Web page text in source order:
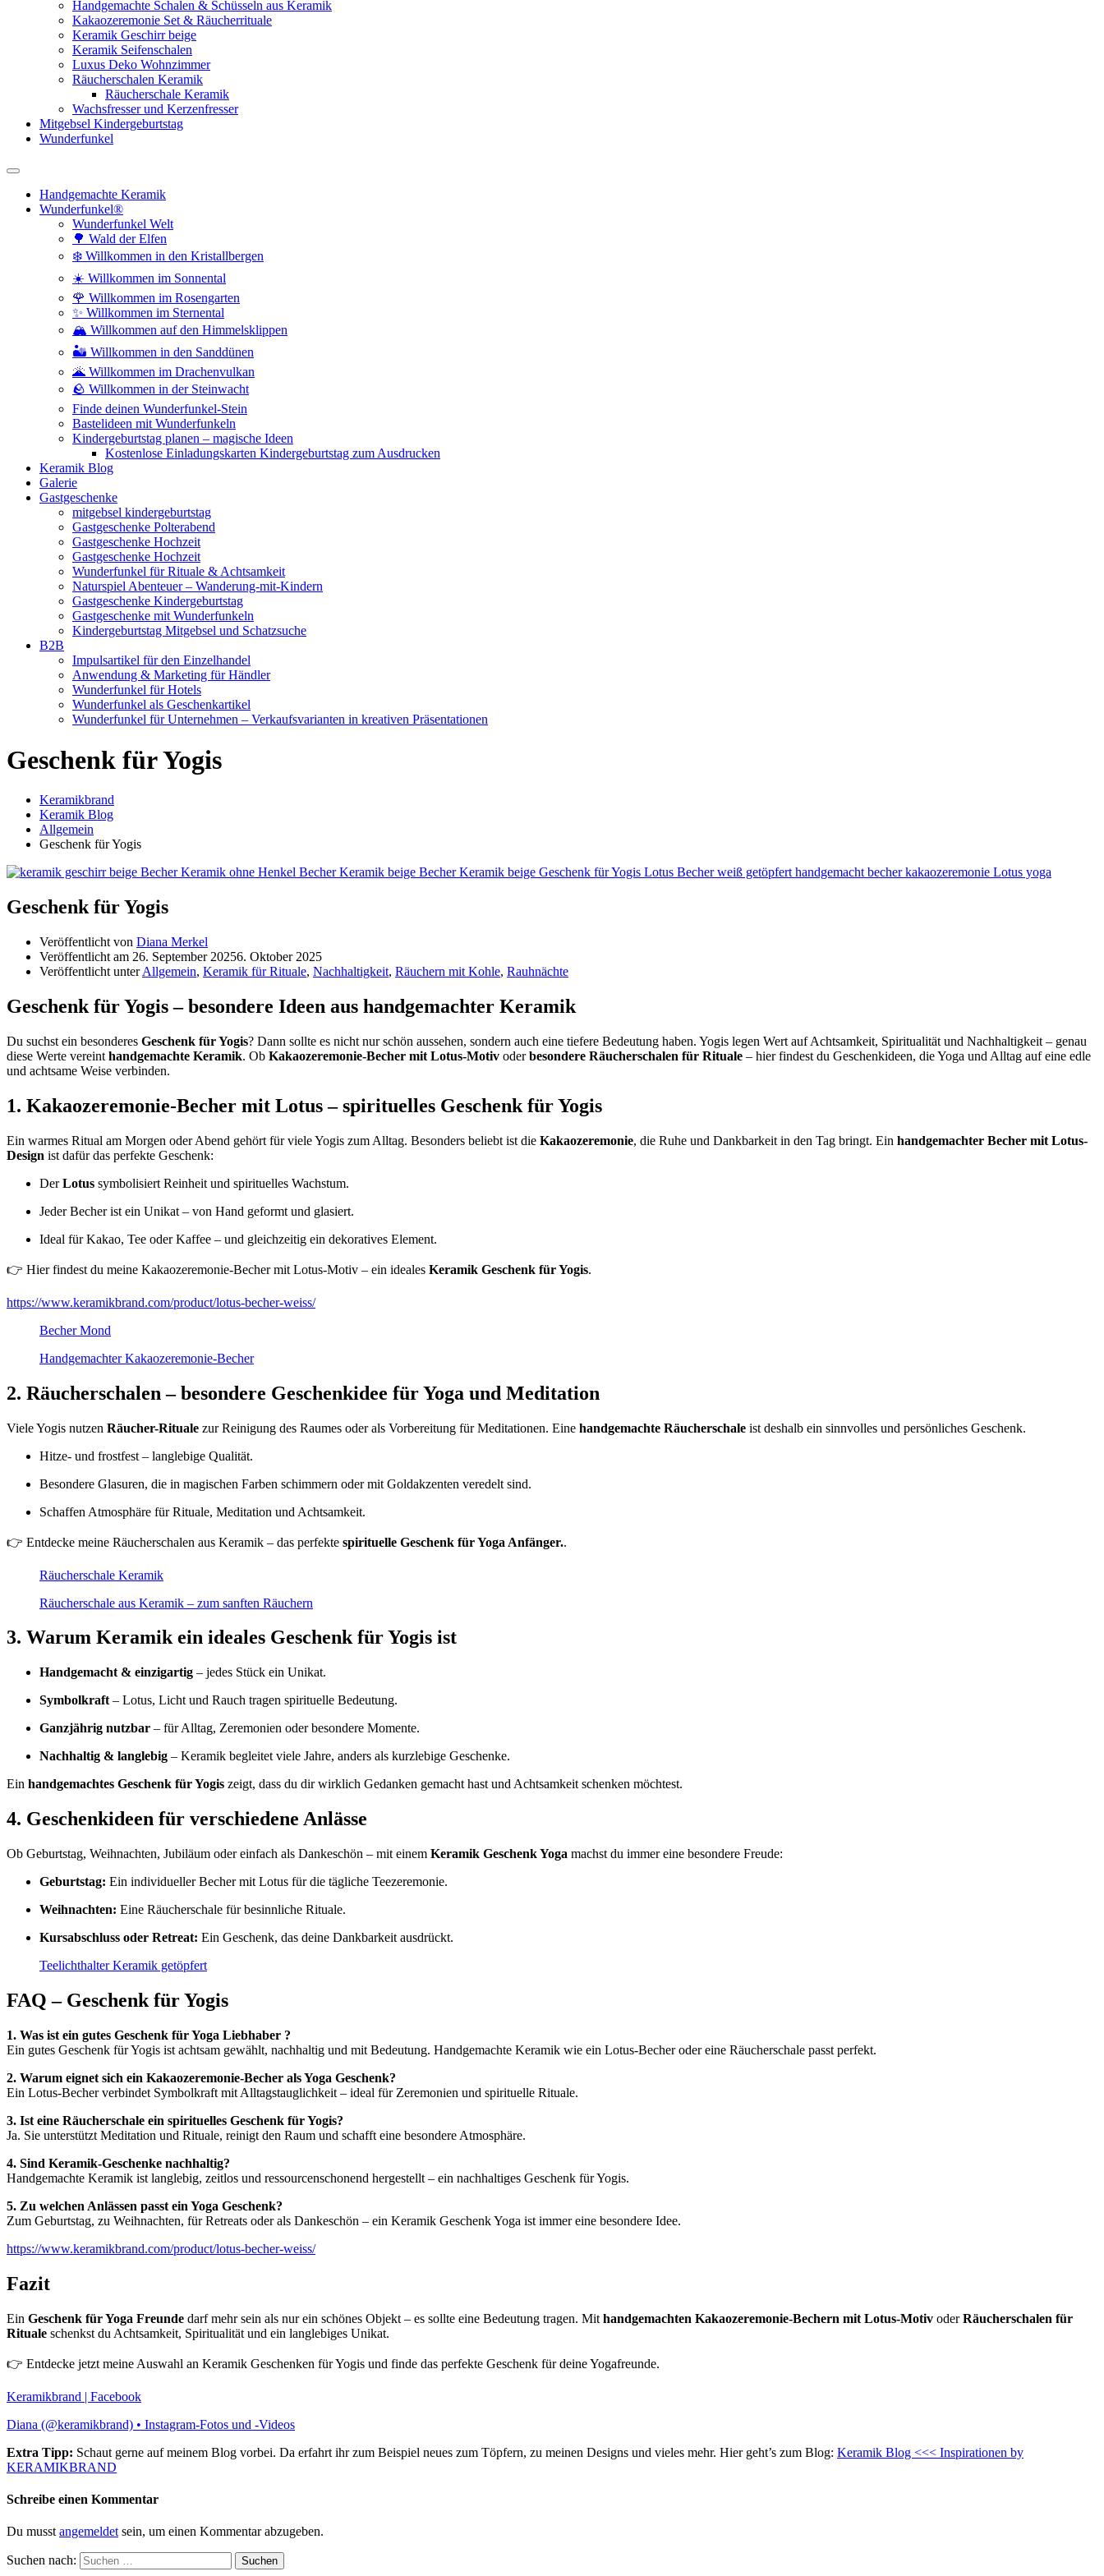
Handgemachte Schalen & Schüsseln aus Keramik
Kakaozeremonie Set & Räucherrituale
Keramik Geschirr beige
Keramik Seifenschalen
Luxus Deko Wohnzimmer
Räucherschalen Keramik
Räucherschale Keramik
Wachsfresser und Kerzenfresser
Mitgebsel Kindergeburtstag
Wunderfunkel
Handgemachte Keramik
Wunderfunkel®
Wunderfunkel Welt
🌳 Wald der Elfen
❄️ Willkommen in den Kristallbergen
☀️ Willkommen im Sonnental
🌹 Willkommen im Rosengarten
✨ Willkommen im Sternental
🏔️ Willkommen auf den Himmelsklippen
🏜️ Willkommen in den Sanddünen
🌋 Willkommen im Drachenvulkan
🪨 Willkommen in der Steinwacht
Finde deinen Wunderfunkel-Stein
Bastelideen mit Wunderfunkeln
Kindergeburtstag planen – magische Ideen
Kostenlose Einladungskarten Kindergeburtstag zum Ausdrucken
Keramik Blog
Galerie
Gastgeschenke
mitgebsel kindergeburtstag
Gastgeschenke Polterabend
Gastgeschenke Hochzeit
Gastgeschenke Hochzeit
Wunderfunkel für Rituale & Achtsamkeit
Naturspiel Abenteuer – Wanderung-mit-Kindern
Gastgeschenke Kindergeburtstag
Gastgeschenke mit Wunderfunkeln
Kindergeburtstag Mitgebsel und Schatzsuche
B2B
Impulsartikel für den Einzelhandel
Anwendung & Marketing für Händler
Wunderfunkel für Hotels
Wunderfunkel als Geschenkartikel
Wunderfunkel für Unternehmen – Verkaufsvarianten in kreativen Präsentationen
Geschenk für Yogis
Keramikbrand
Keramik Blog
Allgemein
Geschenk für Yogis
Geschenk für Yogis
Veröffentlicht von Diana Merkel
Veröffentlicht am 26. September 20256. Oktober 2025
Veröffentlicht unterAllgemein, Keramik für Rituale, Nachhaltigkeit, Räuchern mit Kohle, Rauhnächte
Geschenk für Yogis – besondere Ideen aus handgemachter Keramik
Du suchst ein besonderes Geschenk für Yogis? Dann sollte es nicht nur schön aussehen, sondern auch eine tiefere Bedeutung haben. Yogis legen Wert auf Achtsamkeit, Spiritualität und Nachhaltigkeit – genau
diese Werte vereint handgemachte Keramik. Ob Kakaozeremonie-Becher mit Lotus-Motiv oderbesondere Räucherschalen für Rituale – hier findest du Geschenkideen, die Yoga und Alltag auf eine edle
und achtsame Weise verbinden.
1. Kakaozeremonie-Becher mit Lotus – spirituelles Geschenk für Yogis
Ein warmes Ritual am Morgen oder Abend gehört für viele Yogis zum Alltag. Besonders beliebt ist die Kakaozeremonie, die Ruhe und Dankbarkeit in den Tag bringt. Ein handgemachter Becher mit Lotus-
Design ist dafür das perfekte Geschenk:
DerLotus symbolisiert Reinheit und spirituelles Wachstum.
Jeder Becher ist ein Unikat – von Hand geformt und glasiert.
Ideal für Kakao, Tee oder Kaffee – und gleichzeitig ein dekoratives Element.
👉 Hier findest du meine Kakaozeremonie-Becher mit Lotus-Motiv – ein ideales Keramik Geschenk für Yogis.
https://www.keramikbrand.com/product/lotus-becher-weiss/
Becher Mond
Handgemachter Kakaozeremonie-Becher
2. Räucherschalen – besondere Geschenkidee für Yoga und Meditation
Viele Yogis nutzen Räucher-Rituale zur Reinigung des Raumes oder als Vorbereitung für Meditationen. Eine handgemachte Räucherschale ist deshalb ein sinnvolles und persönliches Geschenk.
Hitze- und frostfest – langlebige Qualität.
Besondere Glasuren, die in magischen Farben schimmern oder mit Goldakzenten veredelt sind.
Schaffen Atmosphäre für Rituale, Meditation und Achtsamkeit.
👉 Entdecke meine Räucherschalen aus Keramik – das perfekte spirituelle Geschenk für Yoga Anfänger..
Räucherschale Keramik
Räucherschale aus Keramik – zum sanften Räuchern
3. Warum Keramik ein ideales Geschenk für Yogis ist
Handgemacht & einzigartig – jedes Stück ein Unikat.
Symbolkraft – Lotus, Licht und Rauch tragen spirituelle Bedeutung.
Ganzjährig nutzbar – für Alltag, Zeremonien oder besondere Momente.
Nachhaltig & langlebig – Keramik begleitet viele Jahre, anders als kurzlebige Geschenke.
Ein handgemachtes Geschenk für Yogis zeigt, dass du dir wirklich Gedanken gemacht hast und Achtsamkeit schenken möchtest.
4. Geschenkideen für verschiedene Anlässe
Ob Geburtstag, Weihnachten, Jubiläum oder einfach als Dankeschön – mit einem Keramik Geschenk Yoga machst du immer eine besondere Freude:
Geburtstag: Ein individueller Becher mit Lotus für die tägliche Teezeremonie.
Weihnachten: Eine Räucherschale für besinnliche Rituale.
Kursabschluss oder Retreat: Ein Geschenk, das deine Dankbarkeit ausdrückt.
Teelichthalter Keramik getöpfert
FAQ – Geschenk für Yogis
1. Was ist ein gutes Geschenk für Yoga Liebhaber ?
Ein gutes Geschenk für Yogis ist achtsam gewählt, nachhaltig und mit Bedeutung. Handgemachte Keramik wie ein Lotus-Becher oder eine Räucherschale passt perfekt.
2. Warum eignet sich ein Kakaozeremonie-Becher als Yoga Geschenk?
Ein Lotus-Becher verbindet Symbolkraft mit Alltagstauglichkeit – ideal für Zeremonien und spirituelle Rituale.
3. Ist eine Räucherschale ein spirituelles Geschenk für Yogis?
Ja. Sie unterstützt Meditation und Rituale, reinigt den Raum und schafft eine besondere Atmosphäre.
4. Sind Keramik-Geschenke nachhaltig?
Handgemachte Keramik ist langlebig, zeitlos und ressourcenschonend hergestellt – ein nachhaltiges Geschenk für Yogis.
5. Zu welchen Anlässen passt ein Yoga Geschenk?
Zum Geburtstag, zu Weihnachten, für Retreats oder als Dankeschön – ein Keramik Geschenk Yoga ist immer eine besondere Idee.
https://www.keramikbrand.com/product/lotus-becher-weiss/
Fazit
Ein Geschenk für Yoga Freunde darf mehr sein als nur ein schönes Objekt – es sollte eine Bedeutung tragen. Mit handgemachten Kakaozeremonie-Bechern mit Lotus-Motiv oderRäucherschalen für
Rituale schenkst du Achtsamkeit, Spiritualität und ein langlebiges Unikat.
👉 Entdecke jetzt meine Auswahl an Keramik Geschenken für Yogis und finde das perfekte Geschenk für deine Yogafreunde.
Keramikbrand | Facebook
Diana (@keramikbrand) • Instagram-Fotos und -Videos
Extra Tipp: Schaut gerne auf meinem Blog vorbei. Da erfahrt ihr zum Beispiel neues zum Töpfern, zu meinen Designs und vieles mehr. Hier geht’s zum Blog: Keramik Blog <<< Inspirationen by
KERAMIKBRAND
Schreibe einen Kommentar
Du musst angemeldet sein, um einen Kommentar abzugeben.
Suchen nach: